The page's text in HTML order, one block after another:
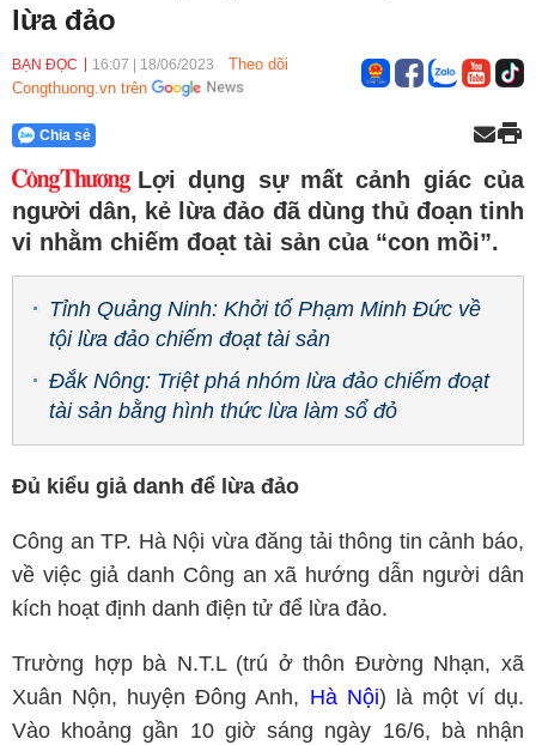
lừa đảo
BẠN ĐỌC 16:07 18/06/2023
Theo dõi
Congthuong.vn trên
Chia sẻ
Lợi dụng sự mất cảnh giác của
người dân, kẻ lừa đảo đã dùng thủ đoạn tinh
vi nhằm chiếm đoạt tài sản của “con mồi”.
Tỉnh Quảng Ninh: Khởi tố Phạm Minh Đức về
tội lừa đảo chiếm đoạt tài sản
Đắk Nông: Triệt phá nhóm lừa đảo chiếm đoạt
tài sản bằng hình thức lừa làm sổ đỏ
Đủ kiểu giả danh để lừa đảo
Công an TP. Hà Nội vừa đăng tải thông tin cảnh báo,
về việc giả danh Công an xã hướng dẫn người dân
kích hoạt định danh điện tử để lừa đảo.
Trường hợp bà N.T.L (trú ở thôn Đường Nhạn, xã
Xuân Nộn, huyện Đông Anh, Hà Nội) là một ví dụ.
Vào khoảng gần 10 giờ sáng ngày 16/6, bà nhận